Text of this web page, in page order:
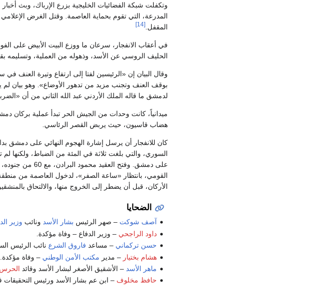
المدرعة، التي تقوم بحماية العاصمة. وقتل الغرض
المقفل. [14]
في أعقاب الانفجار، سرعان ما ووزع البيت الأبيض على
الحليف الروسي عن الأسد، وذهوله من العملية، وتسليمه
وقال البيان إن «الرئيسين لفتا إلى ارتفاع وتيرة
بوقف العنف وتجنب مزيد من تدهور الأوضاع». وهو بيان لم
لدمشق ما قاله الملك الأردني عبد الله الثاني من أن
ميدانياً، كانت وحدات من الجيش الحر تبدأ عملية بركان
هضاب قاسيون، حيث يربض القصر الرئاسي.
كان للانفجار أن يرسل إشارة الهجوم النهائي على دمشق
السوري، والتي بلغت ثلاثة في المئة من الضباط، ولكنها
على دمشق.
القومي، بانتظار «ساعة الصفر»، لدخول العاصمة من
الأركان، قبل أن يضطر إلى الخروج منها، والالتحاق
الضحايا
آصف شوكت – صهر الرئيس بشار الأسد ونائب وزير
داود الراجحي – وزير الدفاع – وفاة مؤكدة.
حسن تركماني – مساعد فاروق الشرع نائب الرئيس
هشام بختيار – مدير مكتب الأمن الوطني – وفاة مؤكدة.
ماهر الأسد – الأشقيق الأصغر لبشار الأسد وقائد
حافظ مخلوف – ابن عم بشار الأسد ورئيس التحقيقات